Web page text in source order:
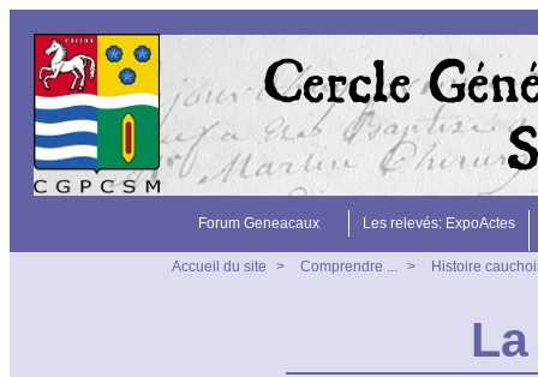
Forum Geneacaux Les relevés: ExpoActes
Accueil du site > Comprendre ... > Histoire